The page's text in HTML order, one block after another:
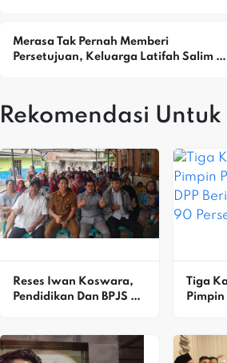
Merasa Tak Pernah Memberi
Persetujuan, Keluarga Latifah Salim
Rekomendasi
Reses Iwan Koswara,
Pendidikan Dan BPJS
Tiga